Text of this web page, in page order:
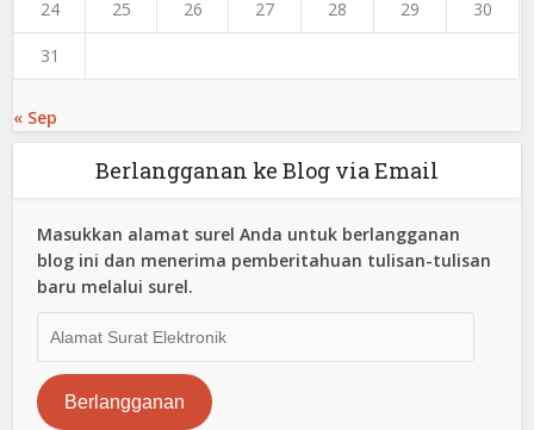
24 25 26 27 28 29 30
31
« Sep
Berlangganan ke Blog via Email
Masukkan alamat surel Anda untuk berlangganan
blog ini dan menerima pemberitahuan tulisan-tulisan
baru melalui surel.
Surat
Elektronik
Berlangganan